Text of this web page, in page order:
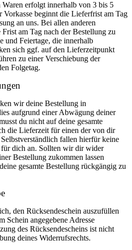
erfolgt innerhalb von 3 bis 5
Vorkasse beginnt die Lieferfrist am Tag
an uns. Bei allen anderen
am Tag nach der Bestellung zu
und Feiertage, die innerhalb
sich ggf. auf den Lieferzeitpunkt
zu einer Verschiebung der
Folgetag.
wir deine Bestellung in
aufgrund einer Abwägung deiner
du nicht auf deine gesamte
die Lieferzeit für einen der von dir
fallen hierfür keine
für dich an. Sollten wir dir wider
Bestellung zukommen lassen
gesamte Bestellung rückgängig zu
den Rücksendeschein auszufüllen
Schein angegebene Adresse
des Rücksendescheins ist nicht
deines Widerrufsrechts.